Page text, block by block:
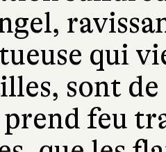
qui
sont
feu